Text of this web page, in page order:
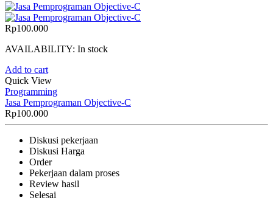
Rp100.000
AVAILABILITY: In stock
Add to cart
Quick View
Programming
Jasa Pemprograman Objective-C
Rp100.000
Diskusi pekerjaan
Diskusi Harga
Order
Pekerjaan dalam proses
Review hasil
Selesai